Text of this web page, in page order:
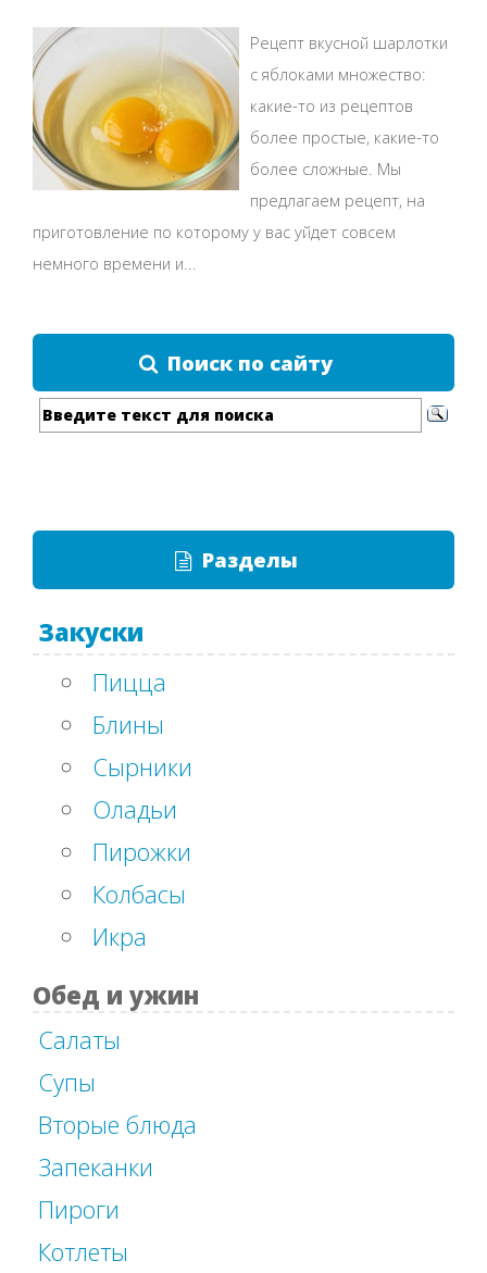
Рецепт вкусной шарлотки
с яблоками множество:
какие-то из рецептов
более простые, какие-то
более сложные. Мы
предлагаем рецепт, на
приготовление по которому у вас уйдет совсем
немного времени и...
Поиск по сайту
Разделы
Закуски
Пицца
Блины
Сырники
Оладьи
Пирожки
Колбасы
Икра
Обед и ужин
Салаты
Супы
Вторые блюда
Запеканки
Пироги
Котлеты